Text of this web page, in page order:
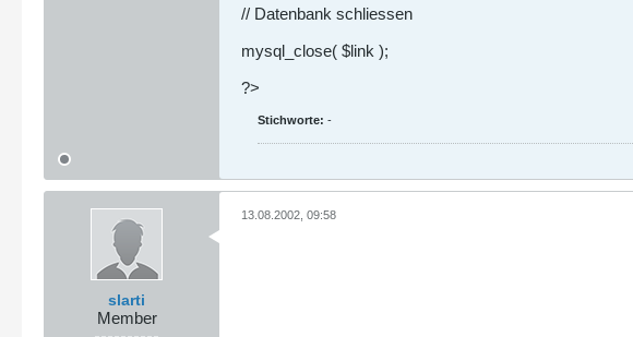
// Datenbank schliessen
mysql_close( $link );
?>
Stichworte: -
slarti
Member
13.08.2002, 09:58